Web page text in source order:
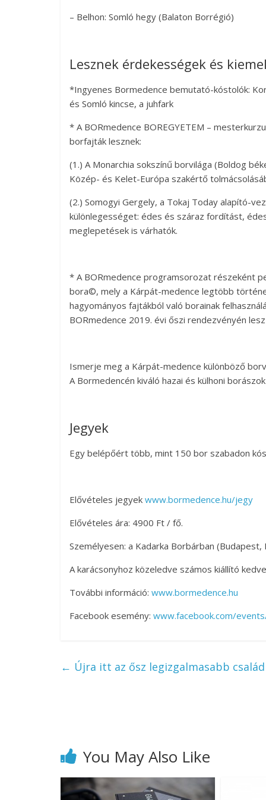
– Belhon: Somló hegy (Balaton Borrégió)
Lesznek érdekességek és
*Ingyenes Bormedence bemutató-kóstolók:
és Somló kincse, a juhfark
* A BORmedence BOREGYETEM –
borfajták lesznek:
(1.) A Monarchia sokszínű borvilága (Boldog
Közép- és Kelet-Európa szakértő
(2.) Somogyi Gergely, a Tokaj Today alapító-
különlegességet: édes és száraz fordítást,
meglepetések is várhatók.
* A BORmedence programsorozat részeként
bora©, mely a Kárpát-medence legtöbb
hagyományos fajtákból való borainak
BORmedence 2019. évi őszi rendezvényén
Ismerje meg a Kárpát-medence különböző
A Bormedencén kiváló hazai és külhoni
Jegyek
Egy belépőért több, mint 150 bor szabadon
Elővételes jegyek www.bormedence.hu/jegy
Elővételes ára: 4900 Ft / fő.
Személyesen: a Kadarka Borbárban (Budapest,
A karácsonyhoz közeledve számos kiállító
További információ: www.bormedence.hu
Facebook esemény: www.facebook.com/
← Újra itt az ősz legizgalmasabb
You May Also Like